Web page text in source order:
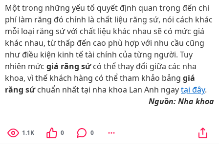
Một trong những yếu tố quyết định quan trọng đến chi
phí làm răng đó chính là chất liệu răng sứ, nói cách khác
mỗi loại răng sứ với chất liệu khác nhau sẽ có mức giá
khác nhau, từ thấp đến cao phù hợp với nhu cầu cũng
như điều kiện kinh tế tài chính của từng người. Tuy
nhiên mức giá răng sứcó thể thay đổi giữa các nha
khoa, vì thế khách hàng có thể tham khảo bảng giá
răng sứchuẩn nhất tại nha khoa Lan Anh ngaytại đây.
Nguồn: Nha khoa
1.1K 0 0